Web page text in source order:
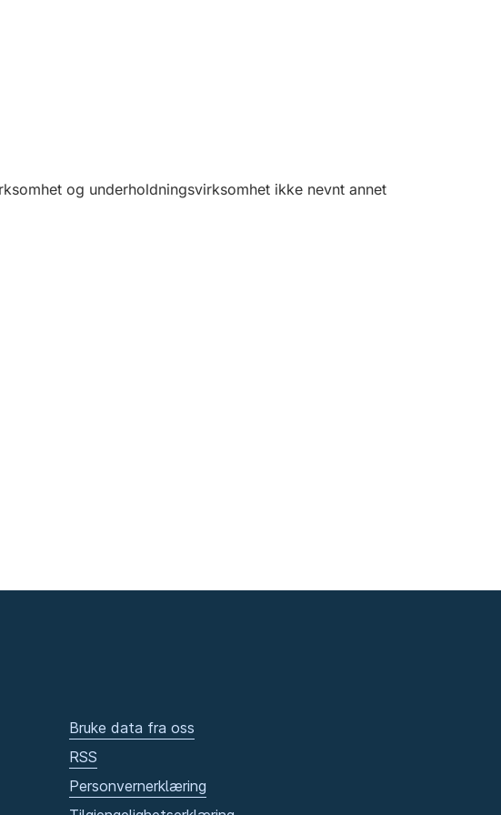
og underholdningsvirksomhet ikke nevnt annet
Bruke data fra oss
RSS
Personvernerklæring